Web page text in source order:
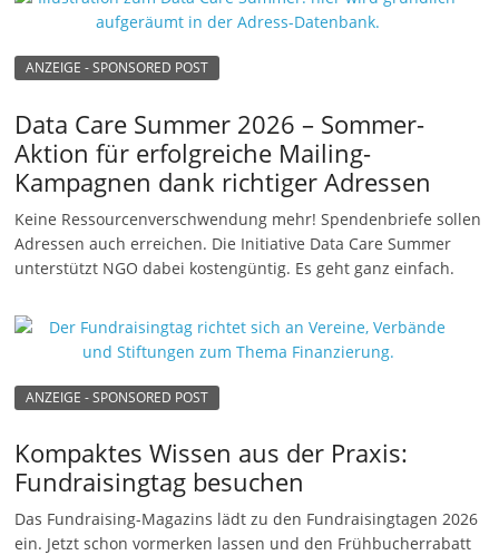
ANZEIGE - SPONSORED POST
Data Care Summer 2026 – Sommer-
Aktion für erfolgreiche Mailing-
Kampagnen dank richtiger Adressen
Keine Ressourcenverschwendung mehr! Spendenbriefe sollen
Adressen auch erreichen. Die Initiative Data Care Summer
unterstützt NGO dabei kostengüntig. Es geht ganz einfach.
ANZEIGE - SPONSORED POST
Kompaktes Wissen aus der Praxis:
Fundraisingtag besuchen
Das Fundraising-Magazins lädt zu den Fundraisingtagen 2026
ein. Jetzt schon vormerken lassen und den Frühbucherrabatt